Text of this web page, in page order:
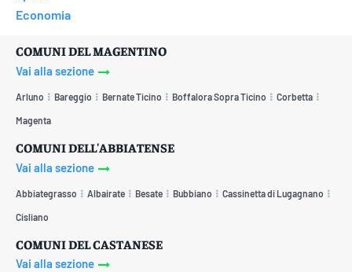
Economia
COMUNI DEL MAGENTINO
Vai alla sezione
Arluno Bareggio Bernate Ticino Boffalora Sopra Ticino Corbetta
Magenta
COMUNI DELL'ABBIATENSE
Vai alla sezione
Abbiategrasso Albairate Besate Bubbiano Cassinetta di Lugagnano
Cisliano
COMUNI DEL CASTANESE
Vai alla sezione